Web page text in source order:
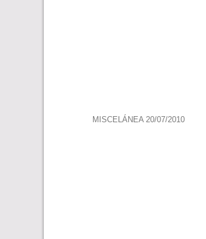
Navegación
MISCELÁNEA 20/07/2010